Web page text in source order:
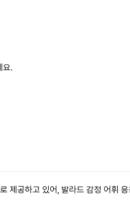
요.
제공하고 있어, 발라드 감정 어휘